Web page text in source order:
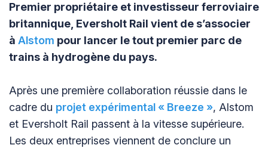
Premier propriétaire et investisseur ferroviaire
britannique, Eversholt Rail vient de s’associer
à Alstom pour lancer le tout premier parc de
trains à hydrogène du pays.
Après une première collaboration réussie dans le
cadre du projet expérimental « Breeze », Alstom
et Eversholt Rail passent à la vitesse supérieure.
Les deux entreprises viennent de conclure un